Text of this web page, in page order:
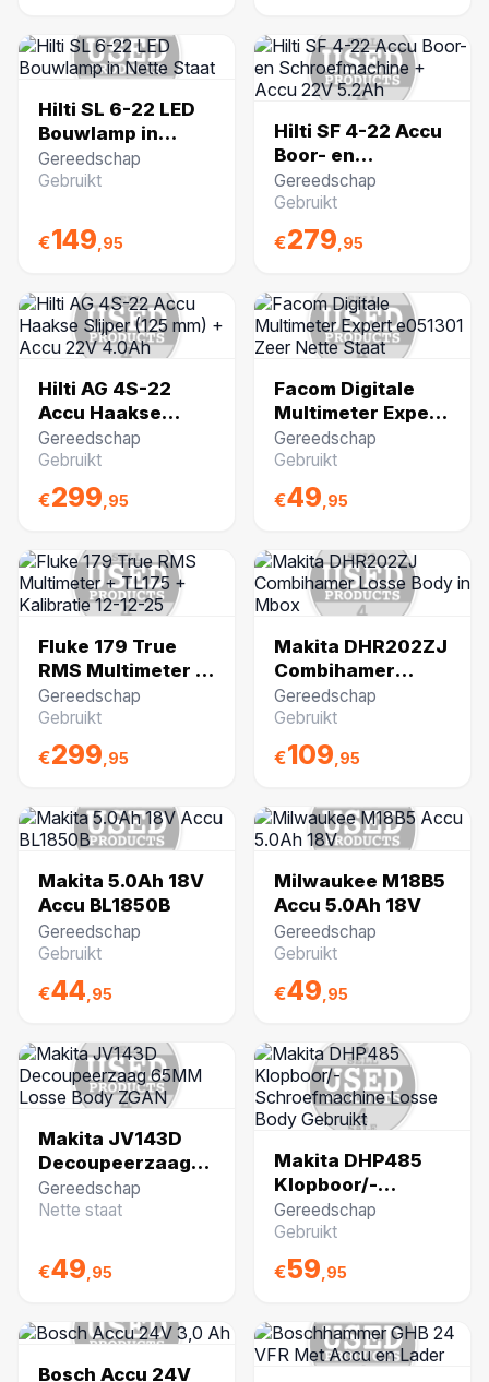
Hilti SL 6-22 LED
Bouwlamp in
Nette Staat
Gereedschap
Gebruikt
€149 ,95
Hilti SF 4-22 Accu
Boor- en
Schroefmachine +
Accu 22V 5.2Ah
Gereedschap
Gebruikt
€279 ,95
Hilti AG 4S-22
Accu Haakse
Slijper (125 mm) +
Accu 22V 4.0Ah
Gereedschap
Gebruikt
€299 ,95
Facom Digitale
Multimeter Expert
e051301 Zeer
Nette Staat
Gereedschap
Gebruikt
€49 ,95
Fluke 179 True
RMS Multimeter +
TL175 + Kalibratie
12-12-25
Gereedschap
Gebruikt
€299 ,95
Makita DHR202ZJ
Combihamer
Losse Body in
Mbox
Gereedschap
Gebruikt
€109 ,95
Makita 5.0Ah 18V
Accu BL1850B
Gereedschap
Gebruikt
€44 ,95
Milwaukee M18B5
Accu 5.0Ah 18V
Gereedschap
Gebruikt
€49 ,95
Makita JV143D
Decoupeerzaag
65MM Losse Body
ZGAN
Gereedschap
Nette staat
€49,95
Makita DHP485
Klopboor/-
Schroefmachine
Losse Body
Gebruikt
Gereedschap
Gebruikt
€59,95
Bosch Accu 24V